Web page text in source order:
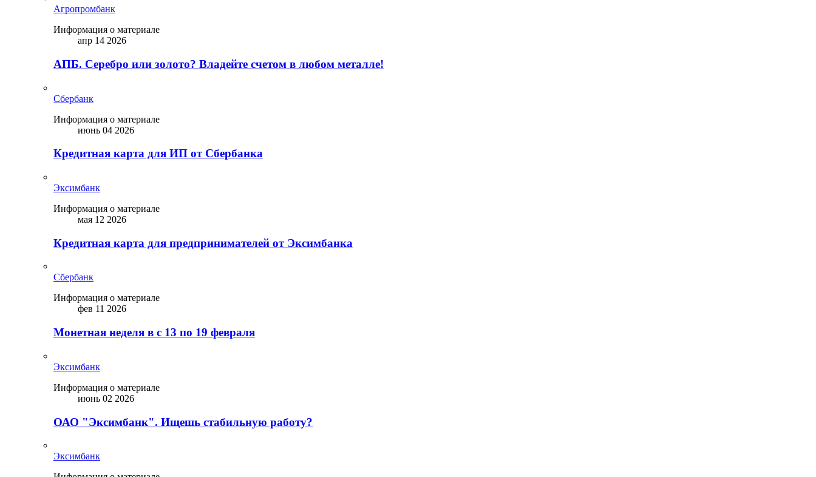
Агропромбанк
Информация о материале
апр 14 2026
АПБ. Серебро или золото? Владейте счетом в любом металле!
Сбербанк
Информация о материале
июнь 04 2026
Кредитная карта для ИП от Сбербанка
Эксимбанк
Информация о материале
мая 12 2026
Кредитная карта для предпринимателей от Эксимбанка
Сбербанк
Информация о материале
фев 11 2026
Монетная неделя в с 13 по 19 февраля
Эксимбанк
Информация о материале
июнь 02 2026
ОАО "Эксимбанк". Ищешь стабильную работу?
Эксимбанк